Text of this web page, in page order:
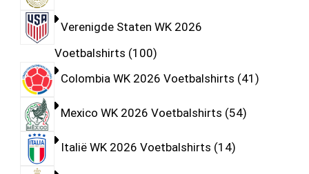
Verenigde Staten WK 2026
Voetbalshirts 100
Colombia WK 2026 Voetbalshirts 41
Mexico WK 2026 Voetbalshirts 54
Italië WK 2026 Voetbalshirts 14